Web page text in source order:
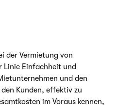
der Vermietung von
Linie Einfachheit und
und den
Kunden, effektiv zu
im Voraus kennen,